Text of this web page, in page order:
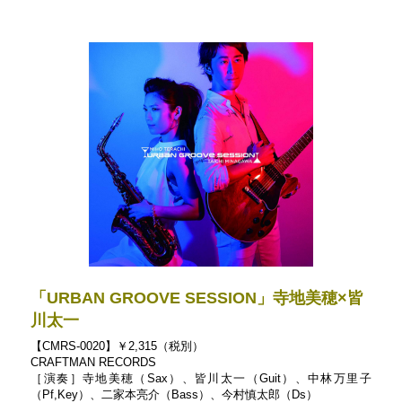
「URBAN GROOVE SESSION」寺地美穂×皆
川太一
【CMRS-0020】￥2,315（税別）
CRAFTMAN RECORDS
［演奏］寺地美穂（Sax）、皆川太一（Guit）、中林万里子
（Pf,Key）、二家本亮介（Bass）、今村慎太郎（Ds）